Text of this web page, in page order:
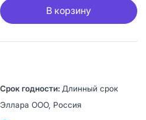
В корзину
Длинный срок
Эллара ООО, Россия